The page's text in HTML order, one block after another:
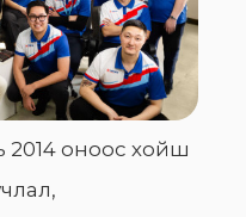
оноос хойш